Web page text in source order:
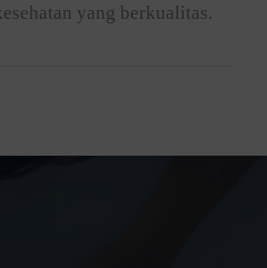
yang berkualitas.